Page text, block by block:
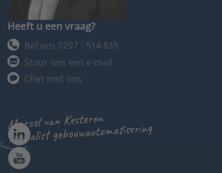
Heeft u een vraag?
Bel ons 0297 - 514 833
Stuur ons een e-mail
Chat met ons
Marcel van Kesteren
specialist gebouwautomatisering